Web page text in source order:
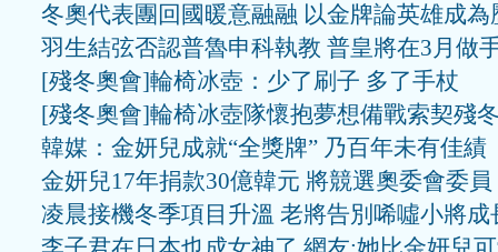
冬奧代表團回國暖意融融 以金牌論英雄成為
羽生結弦否認普魯申科執教 普皇將在3月做
[殘冬奧會]輪椅冰壺：少了刷子 多了手杖
[殘冬奧會]輪椅冰壺隊懷抱夢想備戰索契殘
韓媒：金妍兒成就“全獎牌” 乃百年未有佳績
金妍兒17年捐款30億韓元 將競選奧委會委員
凌晨接機冬季項目升溫 老將告別唏噓小將成